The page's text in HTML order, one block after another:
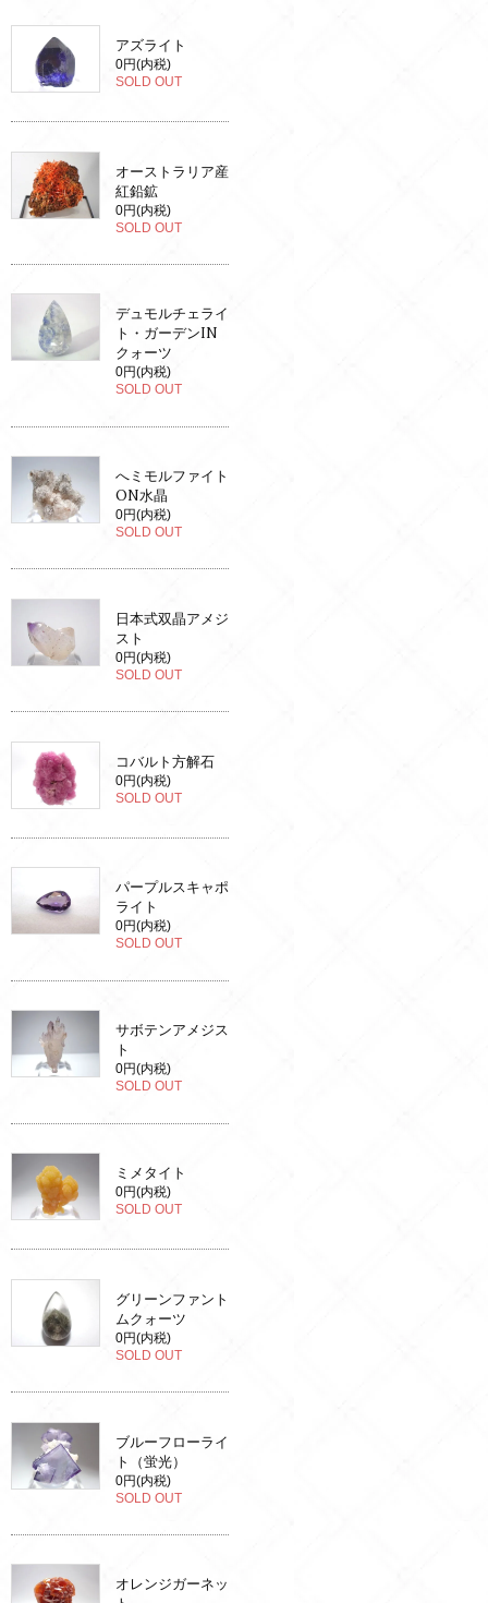
アズライト
0円(内税)
SOLD OUT
オーストラリア産
紅鉛鉱
0円(内税)
SOLD OUT
デュモルチェライ
ト・ガーデンIN
クォーツ
0円(内税)
SOLD OUT
へミモルファイト
ON水晶
0円(内税)
SOLD OUT
日本式双晶アメジ
スト
0円(内税)
SOLD OUT
コバルト方解石
0円(内税)
SOLD OUT
パープルスキャポ
ライト
0円(内税)
SOLD OUT
サボテンアメジス
ト
0円(内税)
SOLD OUT
ミメタイト
0円(内税)
SOLD OUT
グリーンファント
ムクォーツ
0円(内税)
SOLD OUT
ブルーフローライ
ト（蛍光）
0円(内税)
SOLD OUT
オレンジガーネッ